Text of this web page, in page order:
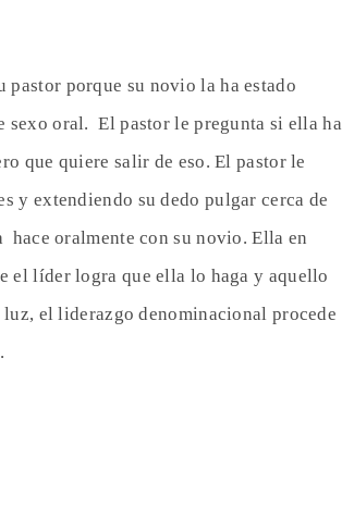
porque su novio la ha estado
oral. El pastor le pregunta si ella ha
que quiere salir de eso. El pastor le
y extendiendo su dedo pulgar cerca de
oralmente con su novio. Ella en
el líder logra que ella lo haga y aquello
el liderazgo denominacional procede